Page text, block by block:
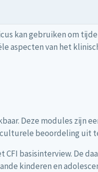
kan gebruiken om
aspecten van het
Deze modules zijn
beoordeling uit
basisinterview. De
kinderen en